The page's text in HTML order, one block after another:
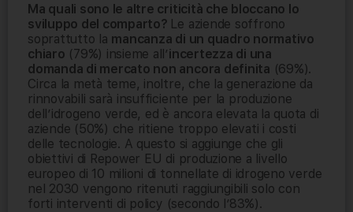
Ma quali sono le altre criticità che bloccano lo
sviluppo del comparto? Le aziende soffrono
soprattutto la mancanza di un quadro normativo
chiaro (79%) insieme all’incertezza di una
domanda di mercato non ancora definita (69%).
Circa la metà teme, inoltre, che la generazione da
rinnovabili sarà insufficiente per la produzione
dell’idrogeno verde, ed è ancora elevata la quota di
aziende (50%) che ritiene troppo elevati i costi
delle tecnologie. A questo si aggiunge che gli
obiettivi di Repower EU di produzione a livello
europeo di 10 milioni di tonnellate di idrogeno verde
nel 2030 vengono ritenuti raggiungibili solo con
forti interventi di policy (secondo l’83%).